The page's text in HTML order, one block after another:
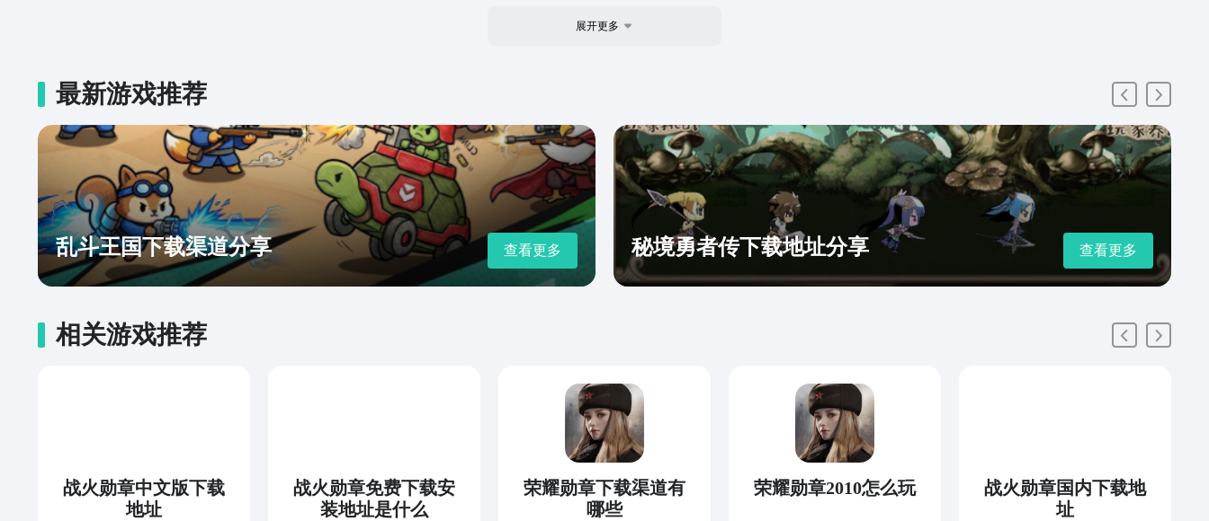
展开更多
最新游戏推荐
乱斗王国下载渠道分享 查看更多 秘境勇者传下载地址分享 查看更多
相关游戏推荐
战火勋章中文版下载
地址
战火勋章免费下载安
装地址是什么
荣耀勋章下载渠道有
哪些
荣耀勋章2010怎么玩
战火勋章国内下载地
址